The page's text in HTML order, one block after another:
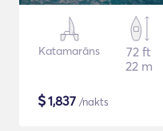
Katamarāns
72 ft
22 m
$1,837 /nakts